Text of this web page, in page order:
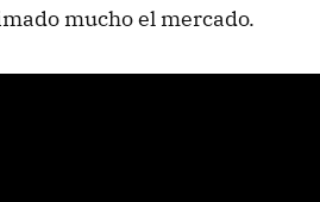
mucho el mercado.